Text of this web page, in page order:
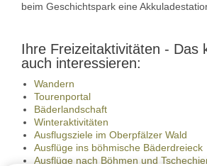
beim Geschichtspark eine
Ihre Freizeitaktivitäten - Das
auch interessieren:
Wandern
Tourenportal
Bäderlandschaft
Winteraktivitäten
Ausflugsziele im Oberpfälzer Wald
Ausflüge ins böhmische Bäderdreieck
Ausflüge nach Böhmen und